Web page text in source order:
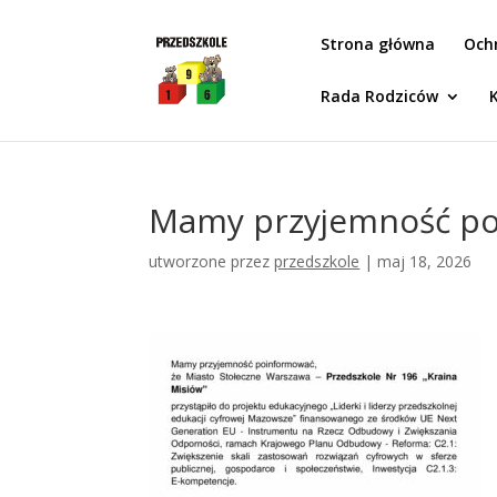
Strona główna
Rada Rodziców
Mamy przyjemność
utworzone przezprzedszkole |maj 18, 2026